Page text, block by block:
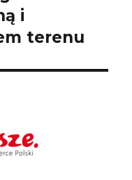
i
terenu